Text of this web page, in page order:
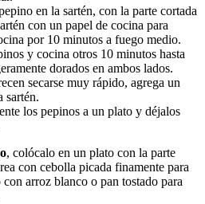
en la sartén, con la parte cortada
con un papel de cocina para
por 10 minutos a fuego medio.
y cocina otros 10 minutos hasta
dorados en ambos lados.
secarse muy rápido, agrega un
sartén.
los pepinos a un plato y déjalos
, colócalo en un plato con la parte
con cebolla picada finamente para
arroz blanco o pan tostado para